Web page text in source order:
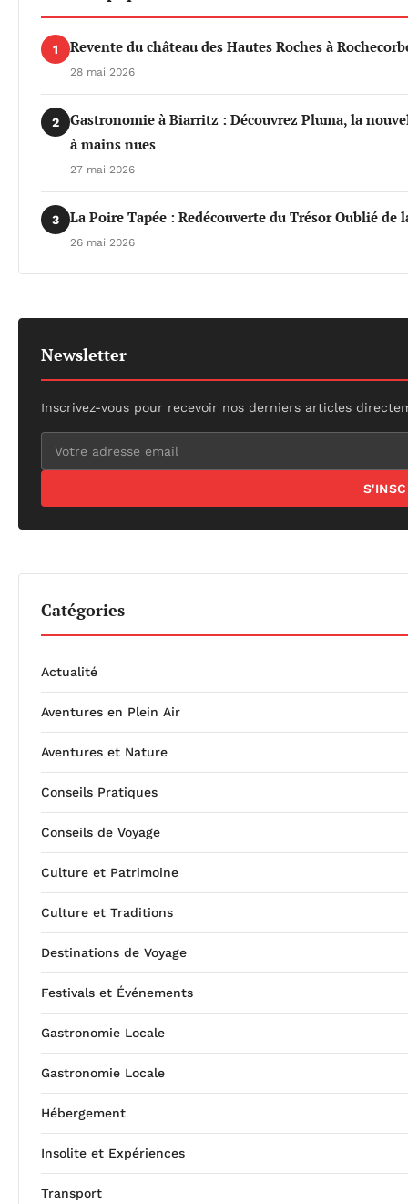
1 Revente du château des Hautes Roches à
28 mai 2026
2
Gastronomie à Biarritz : Découvrez Pluma, la
à mains nues
27 mai 2026
3 La Poire Tapée : Redécouverte du Trésor Oublié de
26 mai 2026
Newsletter
Inscrivez-vous pour recevoir nos derniers articles
Catégories
Actualité
Aventures en Plein Air
Aventures et Nature
Conseils Pratiques
Conseils de Voyage
Culture et Patrimoine
Culture et Traditions
Destinations de Voyage
Festivals et Événements
Gastronomie Locale
Gastronomie Locale
Hébergement
Insolite et Expériences
Transport